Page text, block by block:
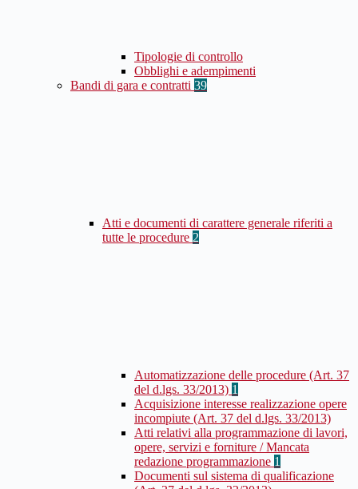
Tipologie di controllo
Obblighi e adempimenti
Bandi di gara e contratti 39
Atti e documenti di carattere generale riferiti a
tutte le procedure 2
Automatizzazione delle procedure (Art. 37
del d.lgs. 33/2013) 1
Acquisizione interesse realizzazione opere
incompiute (Art. 37 del d.lgs. 33/2013)
Atti relativi alla programmazione di lavori,
opere, servizi e forniture / Mancata
redazione programmazione 1
Documenti sul sistema di qualificazione